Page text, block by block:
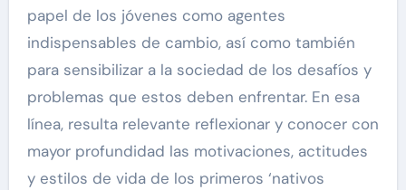
papel de los jóvenes como agentes
indispensables de cambio, así como también
para sensibilizar a la sociedad de los desafíos y
problemas que estos deben enfrentar. En esa
línea, resulta relevante reflexionar y conocer con
mayor profundidad las motivaciones, actitudes
y estilos de vida de los primeros ‘nativos